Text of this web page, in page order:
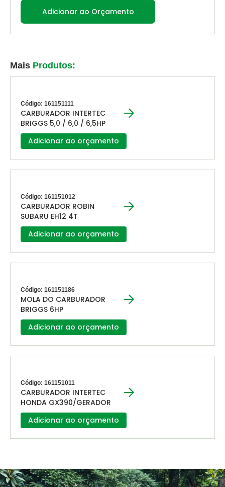
Adicionar ao Orçamento
Mais Produtos:
Código: 161151111
CARBURADOR INTERTEC
BRIGGS 5,0 / 6,0 / 6,5HP
Adicionar ao orçamento
Código: 161151012
CARBURADOR ROBIN
SUBARU EH12 4T
Adicionar ao orçamento
Código: 161151186
MOLA DO CARBURADOR
BRIGGS 6HP
Adicionar ao orçamento
Código: 161151011
CARBURADOR INTERTEC
HONDA GX390/GERADOR
Adicionar ao orçamento